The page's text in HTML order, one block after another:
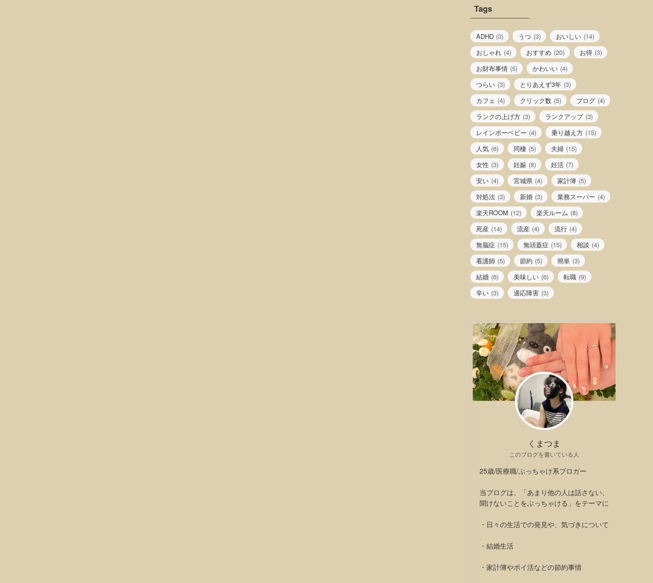
Tags
ADHD (3) うつ (3) おいしい (14)
おしゃれ (4) おすすめ (20) お得 (3)
お財布事情 (5) かわいい (4)
つらい (3) とりあえず3年 (3)
カフェ (4) クリック数 (5) ブログ (4)
ランクの上げ方 (3) ランクアップ (3)
レインボーベビー (4) 乗り越え方 (15)
人気 (6) 同棲 (5) 夫婦 (15)
女性 (3) 妊娠 (8) 妊活 (7)
安い (4) 宮城県 (4) 家計簿 (5)
対処法 (3) 新婚 (3) 業務スーパー (4)
楽天ROOM (12) 楽天ルーム (8)
死産 (14) 流産 (4) 流行 (4)
無脳症 (15) 無頭蓋症 (15) 相談 (4)
看護師 (5) 節約 (5) 簡単 (3)
結婚 (6) 美味しい (6) 転職 (9)
辛い (3) 適応障害 (3)
くまつま
このブログを書いている人
25歳/医療職/ぶっちゃけ系ブロガー
当ブログは、「あまり他の人は話さない、
聞けないことをぶっちゃける」をテーマに
・日々の生活での発見や、気づきについて
・結婚生活
・家計簿やポイ活などの節約事情